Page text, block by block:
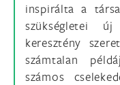
inspirálta a
szükségletei
keresztény
számtalan
számos